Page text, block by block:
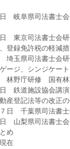
岐阜県司法書士
東京司法書士会
登録免許税の軽減
埼玉県司法書士会
ージ、シンジケー
林野庁研修 国有林
鉄道施設協会講
産登記法等の改正
日 千葉県司法書士
山梨県司法書士
め
在